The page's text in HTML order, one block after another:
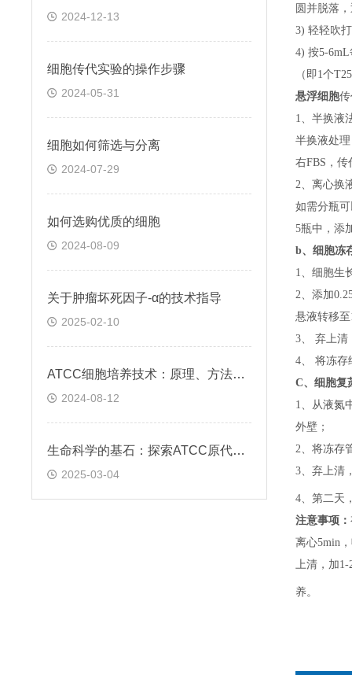
2024-12-13
细胞传代实验的操作步骤
2024-05-31
细胞如何筛选与分离
2024-07-29
如何选购优质的细胞
2024-08-09
关于​肿瘤坏死因子-α的技术指导
2025-02-10
ATCC细胞培养技术：原理、方法与应用实践
2024-08-12
生命科学的基石：探索ATCC原代细胞的魅力
2025-03-04
圆并脱落
3) 轻轻吹
4) 按5-
（即1个
悬浮细胞
1、半换液
半换液处
右FBS，
2、离心换
如需分瓶
5瓶中，添
b、 细胞冻
1、细胞生
2、添加
悬液转移
3、 弃上清
4、 将冻存
C、 细胞复
1、 从液氮
外壁；
2、 将冻存
3、 弃上清
4、 第二天
注意事项：
离心5min，
上清，加1-
养。